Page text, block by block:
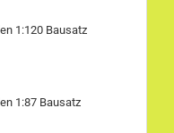
1:120 Bausatz
1:87 Bausatz